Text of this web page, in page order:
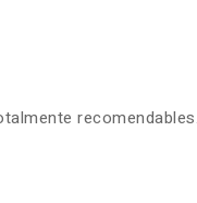
recomendables.